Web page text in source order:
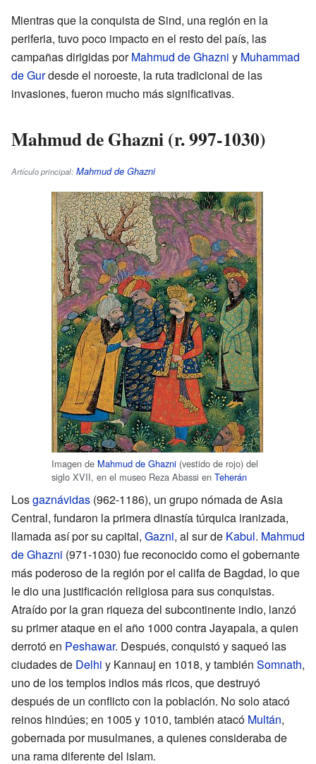
Mientras que la conquista de Sind, una región en la
periferia, tuvo poco impacto en el resto del país, las
campañas dirigidas porMahmud de Ghazni y Muhammad
de Gurdesde el noroeste, la ruta tradicional de las
invasiones, fueron mucho más significativas.
Mahmud de Ghazni (r. 997-1030)
Artículo principal: Mahmud de Ghazni
Imagen de Mahmud de Ghazni (vestido de rojo) del
siglo XVII, en el museo Reza Abassi en Teherán
Losgaznávidas (962-1186), un grupo nómada de Asia
Central, fundaron la primera dinastía túrquica iranizada,
llamada así por su capital, Gazni, al sur de Kabul. Mahmud
de Ghazni (971-1030) fue reconocido como el gobernante
más poderoso de la región por el califa de Bagdad, lo que
le dio una justificación religiosa para sus conquistas.
Atraído por la gran riqueza del subcontinente indio, lanzó
su primer ataque en el año 1000 contra Jayapala, a quien
derrotó en Peshawar. Después, conquistó y saqueó las
ciudades de Delhi y Kannauj en 1018, y también Somnath,
uno de los templos indios más ricos, que destruyó
después de un conflicto con la población. No solo atacó
reinos hindúes; en 1005 y 1010, también atacó Multán,
gobernada por musulmanes, a quienes consideraba de
una rama diferente del islam.